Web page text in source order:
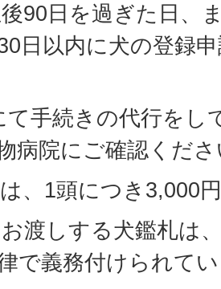
90日を過ぎた日、
日以内に犬の登録
て手続きの代行をし
病院にご確認くだ
、1頭につき3,000
渡しする犬鑑札は
で義務付けられて